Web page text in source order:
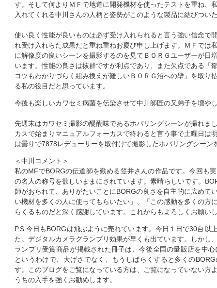
す。そして何よりＭＦで地道に開発機材を使ったテストを重ね、
入れてくれる中川さんの人柄と姿勢がこのような製品に結びつい
使い良く性能が良いものは必ず受け入れられると言う強い信念で
れ受け入れらた成果だと重ね重ねお慶び申し上げます。ＭＦでは
に解像度の良いシーンを撮影するのを見てＢＯＲＧユーザーが日
います。性能の良さは抜群ですが利点であり、また欠点である「
コツもわかりづらく組み換えが難しいＢＯＲＧ沼への壁」を取り
る私の役目だと思っています。
今後も楽しいカワセミ病菌を伝染させて中川師匠の又弟子を増や
先週末はカワセミ撮影の醍醐味であるホバリングシーンが撮れま
カスで始まりマニュアルフォーカスで終わると言う事で土曜日は
は曇りで7878レデューサーを取付けて撮影したホバリングシーン
＜中川コメント＞
私のMFでBORGの伝道師を勤める笠井さんの作品です。今回も
の名人の称号を欲しいままにされています。素晴らしいです。
師がおられて、ありがたいことにBORGの良さを自主的に広めて
い機材を多くの人に使ってもらいたい」、「この感動を多くの方
らくるものだと深く感謝しています。これからもよろしくお願い
P.S.今日もBORGは飛ぶように売れています。今日１日で30台以
た。デジタルカメラグランプリ効果が早くも出ています。しかし
ランプリ受賞商品が掲載された冊子は、今後全国の量販店を中
というわけで、大げさでなく、もうしばらくすると多くの
す。このブログをご覧になっている方は、ご覧になっていない方
うちの入手を強くお勧めします。